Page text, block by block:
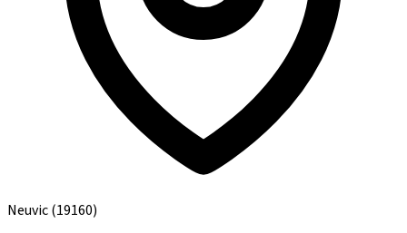
Neuvic(19160)